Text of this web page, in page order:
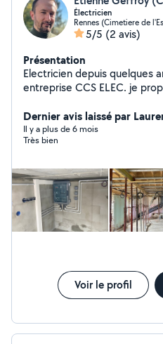
Électricien
Rennes (Cimetiere de
5/5 (2 avis)
Présentation
Electricien depuis quelques
entreprise CCS ELEC. je
alarme intrusion et vidéosurveillance. Mes
le professionnalisme, le
du travail. Vous pouvez me retrouver sur internet en
Dernier avis laissé par
Il y a plus de 6 mois
Très bien
Voir le profil